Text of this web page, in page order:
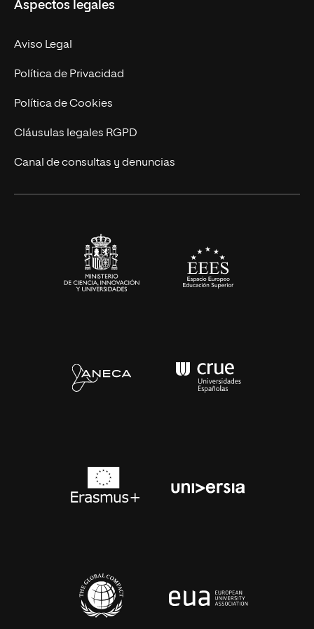
Doctorados
Experto Universitario
Postgrados
Cursos Universitarios
Facultades
Nuestro Equipo
Trabaja en UNIR
Actualidad
UNIR Revista
Eventos
Aspectos legales
Aviso Legal
Política de Privacidad
Política de Cookies
Cláusulas legales RGPD
Canal de consultas y denuncias